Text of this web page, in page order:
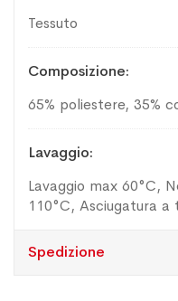
Tessuto
Composizione
65% poliestere, 35%
Lavaggio
Lavaggio max 60°C,
110°C, Asciugatura
Spedizione